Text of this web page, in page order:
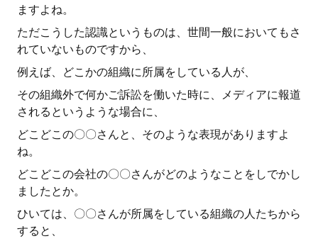
ますよね。
ただこうした認識というものは、世間一般においてもさ
れていないものですから、
例えば、どこかの組織に所属をしている人が、
その組織外で何かご訴訟を働いた時に、メディアに報道
されるというような場合に、
どこどこの〇〇さんと、そのような表現がありますよ
ね。
どこどこの会社の〇〇さんがどのようなことをしでかし
ましたとか。
ひいては、〇〇さんが所属をしている組織の人たちから
すると、